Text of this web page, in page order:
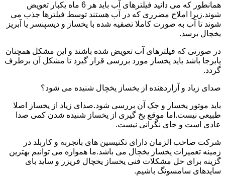
همانطور که می دانید فیلترهای آب باید هر 6 ماه یکبار تعویض
شوند.زیرا املاح مضرری که در آب هستند توسط فیلترها جذب می
شوند تا آب به صورت کاملا تصفیه شده با یخساز و دیسپنسر یا آبریز
یخچال برسد.
در صورتی که فیلترهای آب تعویض شده باشند و این مشکل همچنان
پابرجا باشد باید یخساز مورد بررسی قرار گیرد تا مشکل آن برطرف
گردد.
صدای زیاد و آزاردهنده از یخساز یخچال شنیده می شود؟
باید موتور یخساز و جک آن بررسی شود.صدای زیاد از یخساز اصلا
طبیعی نیست.اما موقع یخ گیری از یخساز شنیده شدن کمی صدا
عادی است و جای نگرانی نیست.
شرکت صاحب الزمان دارای تکنیسین های باتجربه و کاربلد در
زمینه تعمیرات یخساز یخچال می باشد.ما همواره می توانیم بهترین
گزینه برای حل مشکلات فنی یخساز یخچال فریزر و ساید بای
سایدهای سامسونگ باشیم.